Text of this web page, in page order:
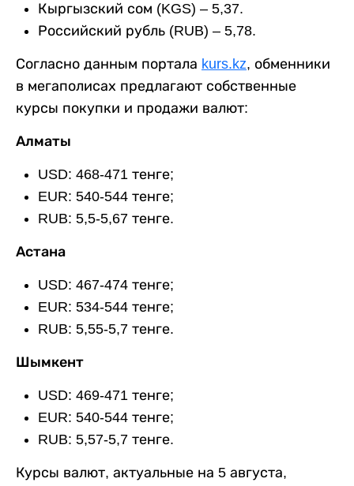
Кыргызский сом (KGS) – 5,37.
Российский рубль (RUB) – 5,78.
Согласно данным портала kurs.kz, обменники
в мегаполисах предлагают собственные
курсы покупки и продажи валют:
Алматы
USD: 468-471 тенге;
EUR: 540-544 тенге;
RUB: 5,5-5,67 тенге.
Астана
USD: 467-474 тенге;
EUR: 534-544 тенге;
RUB: 5,55-5,7 тенге.
Шымкент
USD: 469-471 тенге;
EUR: 540-544 тенге;
RUB: 5,57-5,7 тенге.
Курсы валют, актуальные на 5 августа,